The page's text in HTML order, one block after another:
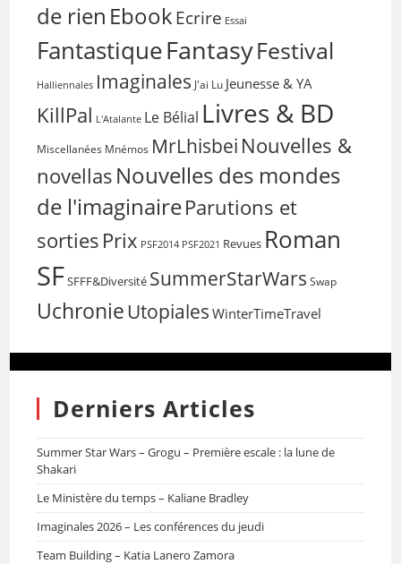
de rien EbookEcrire Essai
FantastiqueFantasyFestival
Halliennales Imaginales J'ai Lu Jeunesse & YA
KillPal L'Atalante Le Bélial Livres & BD
Miscellanées Mnémos MrLhisbei Nouvelles &
novellas Nouvelles des mondes
de l'imaginaireParutions et
sorties Prix PSF2014 PSF2021 Revues Roman
SFSFFF&Diversité SummerStarWars Swap
Uchronie Utopiales WinterTimeTravel
Derniers Articles
Summer Star Wars – Grogu – Première escale : la lune de
Shakari
Le Ministère du temps – Kaliane Bradley
Imaginales 2026 – Les conférences du jeudi
Team Building – Katia Lanero Zamora